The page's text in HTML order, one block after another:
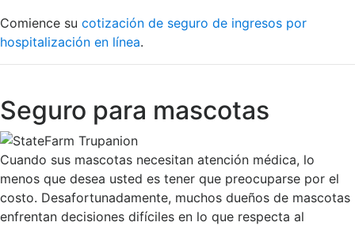
Comience su cotización de seguro de ingresos por
hospitalización en línea.
Seguro para mascotas
Cuando sus mascotas necesitan atención médica, lo
menos que desea usted es tener que preocuparse por el
costo. Desafortunadamente, muchos dueños de mascotas
enfrentan decisiones difíciles en lo que respecta al